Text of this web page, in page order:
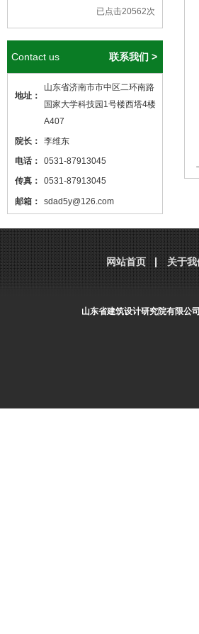
已点击20562次
Contact us 联系我们 >
地址：
山东省济南市市中区二环南路
国家大学科技园1号楼西塔4楼
A407
院长：
李维东
电话：
0531-87913045
传真：
0531-87913045
邮箱：
sdad5y@126.com
设计 ，本站网址
http://www.sdjzsj5y.com
，转载请标明出处！
网站首页 关于我
山东省建筑设计研究院有限公司